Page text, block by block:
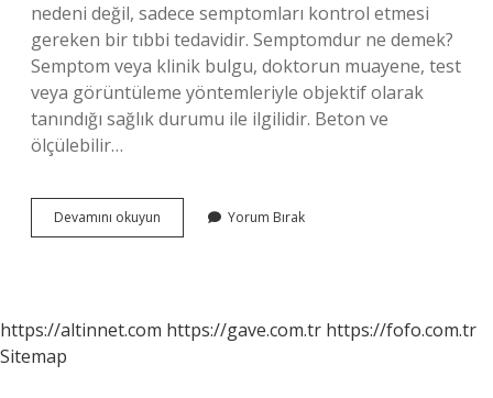
nedeni değil, sadece semptomları kontrol etmesi
gereken bir tıbbi tedavidir. Semptomdur ne demek?
Semptom veya klinik bulgu, doktorun muayene, test
veya görüntüleme yöntemleriyle objektif olarak
tanındığı sağlık durumu ile ilgilidir. Beton ve
ölçülebilir…
Devamını okuyun Semptomatik
Dönem
Yorum Bırak
https://altinnet.com https://gave.com.tr https://fofo.com.tr
Sitemap